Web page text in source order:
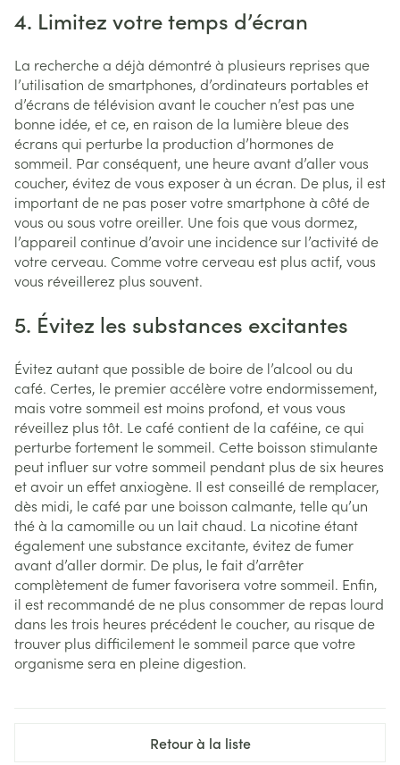
4. Limitez votre temps d’écran
La recherche a déjà démontré à plusieurs reprises que
l’utilisation de smartphones, d’ordinateurs portables et
d’écrans de télévision avant le coucher n’est pas une
bonne idée, et ce, en raison de la lumière bleue des
écrans qui perturbe la production d’hormones de
sommeil. Par conséquent, une heure avant d’aller vous
coucher, évitez de vous exposer à un écran. De plus, il est
important de ne pas poser votre smartphone à côté de
vous ou sous votre oreiller. Une fois que vous dormez,
l’appareil continue d’avoir une incidence sur l’activité de
votre cerveau. Comme votre cerveau est plus actif, vous
vous réveillerez plus souvent.
5. Évitez les substances excitantes
Évitez autant que possible de boire de l’alcool ou du
café. Certes, le premier accélère votre endormissement,
mais votre sommeil est moins profond, et vous vous
réveillez plus tôt. Le café contient de la caféine, ce qui
perturbe fortement le sommeil. Cette boisson stimulante
peut influer sur votre sommeil pendant plus de six heures
et avoir un effet anxiogène. Il est conseillé de remplacer,
dès midi, le café par une boisson calmante, telle qu’un
thé à la camomille ou un lait chaud. La nicotine étant
également une substance excitante, évitez de fumer
avant d’aller dormir. De plus, le fait d’arrêter
complètement de fumer favorisera votre sommeil. Enfin,
il est recommandé de ne plus consommer de repas lourd
dans les trois heures précédent le coucher, au risque de
trouver plus difficilement le sommeil parce que votre
organisme sera en pleine digestion.
Retour à la liste